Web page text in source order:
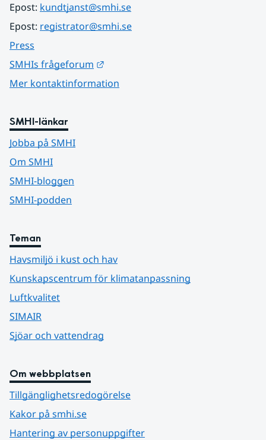
Epost: kundtjanst@smhi.se
Epost: registrator@smhi.se
Press
SMHIs frågeforum
Mer kontaktinformation
SMHI-länkar
Jobba på SMHI
Om SMHI
SMHI-bloggen
SMHI-podden
Teman
Havsmiljö i kust och hav
Kunskapscentrum för klimatanpassning
Luftkvalitet
SIMAIR
Sjöar och vattendrag
Om webbplatsen
Tillgänglighetsredogörelse
Kakor på smhi.se
Hantering av personuppgifter